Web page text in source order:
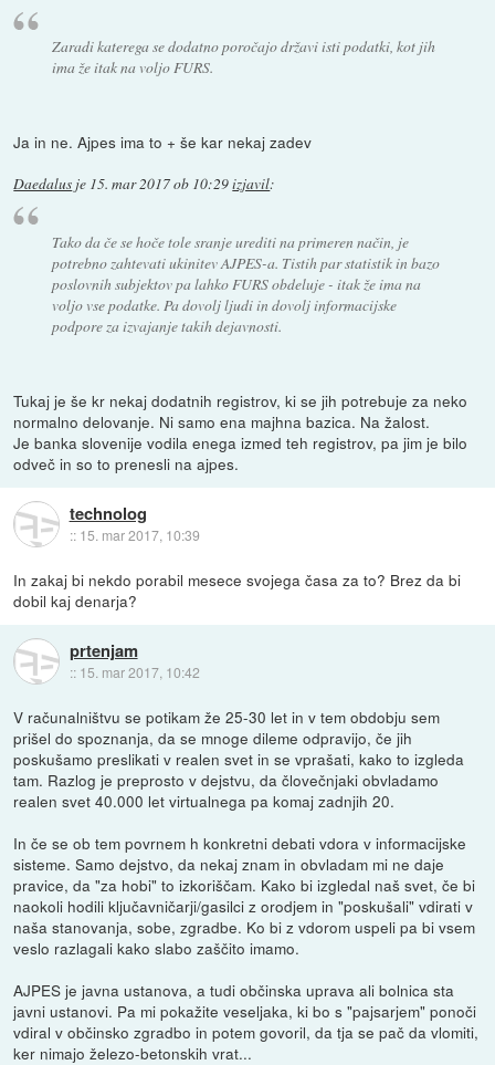
Zaradi katerega se dodatno poročajo državi isti podatki, kot jih
ima že itak na voljo FURS.
Ja in ne. Ajpes ima to + še kar nekaj zadev
Daedalus je 15. mar 2017 ob 10:29izjavil:
Tako da če se hoče tole sranje urediti na primeren način, je
potrebno zahtevati ukinitev AJPES-a. Tistih par statistik in bazo
poslovnih subjektov pa lahko FURS obdeluje - itak že ima na
voljo vse podatke. Pa dovolj ljudi in dovolj informacijske
podpore za izvajanje takih dejavnosti.
Tukaj je še kr nekaj dodatnih registrov, ki se jih potrebuje za neko
normalno delovanje. Ni samo ena majhna bazica. Na žalost.
Je banka slovenije vodila enega izmed teh registrov, pa jim je bilo
odveč in so to prenesli na ajpes.
technolog
:: 15. mar 2017, 10:39
In zakaj bi nekdo porabil mesece svojega časa za to? Brez da bi
dobil kaj denarja?
prtenjam
:: 15. mar 2017, 10:42
V računalništvu se potikam že 25-30 let in v tem obdobju sem
prišel do spoznanja, da se mnoge dileme odpravijo, če jih
poskušamo preslikati v realen svet in se vprašati, kako to izgleda
tam. Razlog je preprosto v dejstvu, da človečnjaki obvladamo
realen svet 40.000 let virtualnega pa komaj zadnjih 20.
In če se ob tem povrnem h konkretni debati vdora v informacijske
sisteme. Samo dejstvo, da nekaj znam in obvladam mi ne daje
pravice, da "za hobi" to izkoriščam. Kako bi izgledal naš svet, če bi
naokoli hodili ključavničarji/gasilci z orodjem in "poskušali" vdirati v
naša stanovanja, sobe, zgradbe. Ko bi z vdorom uspeli pa bi vsem
veslo razlagali kako slabo zaščito imamo.
AJPES je javna ustanova, a tudi občinska uprava ali bolnica sta
javni ustanovi. Pa mi pokažite veseljaka, ki bo s "pajsarjem" ponoči
vdiral v občinsko zgradbo in potem govoril, da tja se pač da vlomiti,
ker nimajo železo-betonskih vrat...